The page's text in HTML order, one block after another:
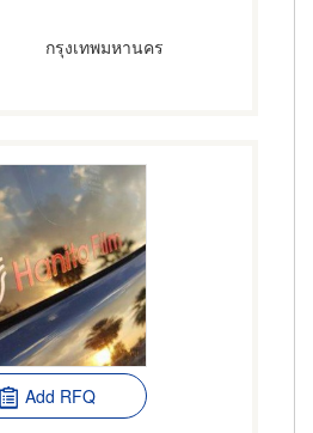
กรุงเทพมหานคร
Add RFQ